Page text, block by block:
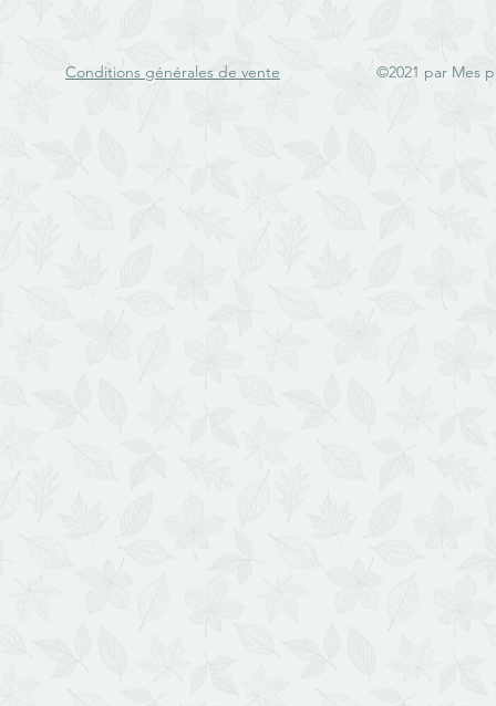
Conditions générales de vente ©2021 par Mes